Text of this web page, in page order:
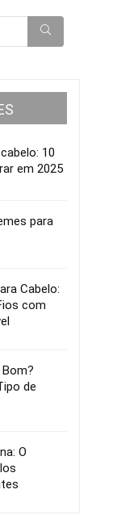
10
em 2025
para
Cabelo:
com
de
O